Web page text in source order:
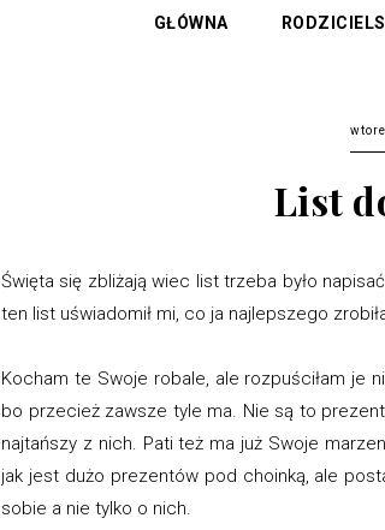
GŁÓWNA
List
Święta się zbliżają wiec list trzeba było
ten list uświadomił mi, co ja najlepszego
Kocham te Swoje robale, ale rozpuściłam je
bo przecież zawsze tyle ma. Nie są to
najtańszy z nich. Pati też ma już Swoje
jak jest dużo prezentów pod choinką, ale
sobie a nie tylko o nich.